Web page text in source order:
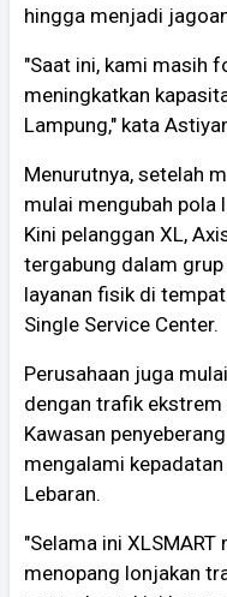
hingga menjadi
"Saat ini, kami masih
meningkatkan
Lampung," kata
Menurutnya, setelah
mulai mengubah pola
Kini pelanggan XL,
tergabung dalam
layanan fisik di
Single Service Center.
Perusahaan juga
dengan trafik ekstrem
Kawasan
mengalami
Lebaran.
"Selama ini
menopang lonjakan